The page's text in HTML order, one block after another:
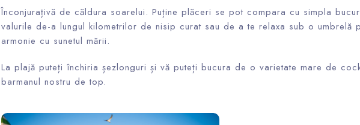
Înconjurațivă de căldura soarelui. Puține plăceri se pot compara cu simpla
valurile de-a lungul kilometrilor de nisip curat sau de a te relaxa sub o umbrelă
armonie cu sunetul mării.
La plajă puteți închiria șezlonguri și vă puteți bucura de o varietate mare de
barmanul nostru de top.